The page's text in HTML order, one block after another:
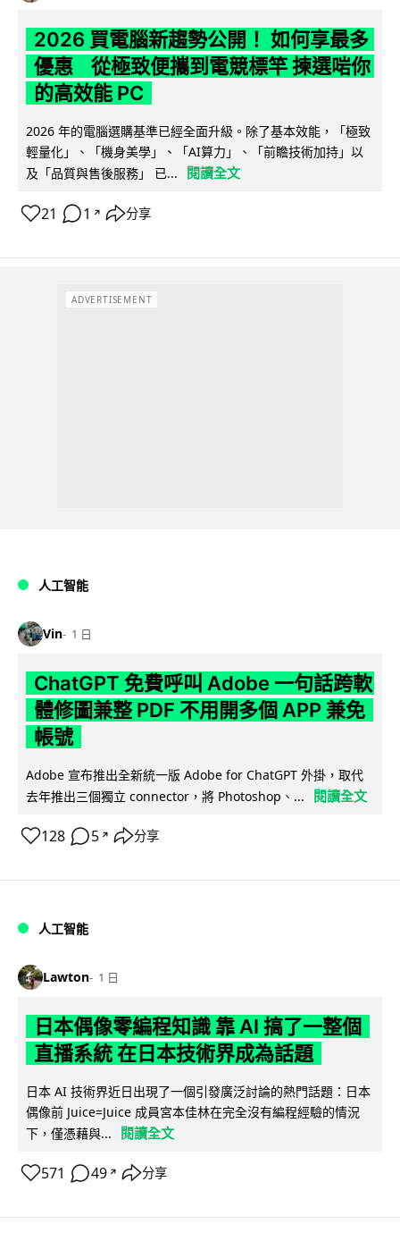
2026 買電腦新趨勢公開！ 如何享最多
優惠 從極致便攜到電競標竿 揀選啱你
的高效能 PC
2026 年的電腦選購基準已經全面升級。除了基本效能，「極致
輕量化」、「機身美學」、「AI算力」、「前瞻技術加持」以
及「品質與售後服務」 已...
閱讀全文
21 1 ↗ 分享
ADVERTISEMENT
人工智能
Vin 1 日
ChatGPT 免費呼叫 Adobe 一句話跨軟
體修圖兼整 PDF 不用開多個 APP 兼免
帳號
Adobe 宣布推出全新統一版 Adobe for ChatGPT 外掛，取代
去年推出三個獨立 connector，將 Photoshop、...
閱讀全文
128 5 ↗ 分享
人工智能
Lawton 1 日
日本偶像零編程知識 靠 AI 搞了一整個
直播系統 在日本技術界成為話題
日本 AI 技術界近日出現了一個引發廣泛討論的熱門話題：日本
偶像前 Juice=Juice 成員宮本佳林在完全沒有編程經驗的情況
下，僅憑藉與...
閱讀全文
571 49 ↗ 分享